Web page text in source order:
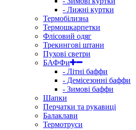
- Лижні куртки
Термобілизна
Термошкарпетки
Флісовий одяг
Трекингові штани
Пухові светри
БАФФи
- Літні баффи
- Демісезонні баффи
- Зимові баффи
Шапки
Перчатки та рукавиці
Балаклави
Термотруси